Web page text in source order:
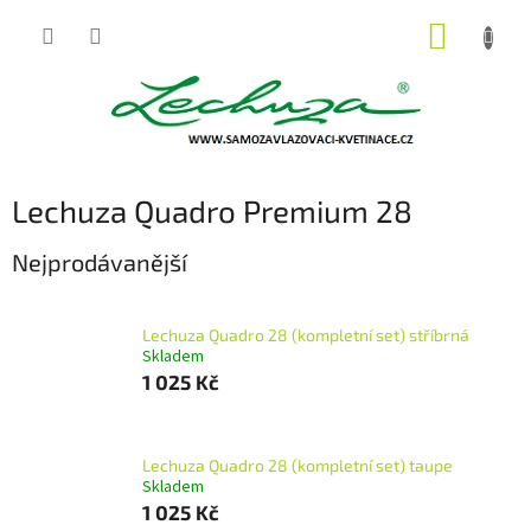
Lechuza Quadro Premium 28
Nejprodávanější
Lechuza Quadro 28 (kompletní set) stříbrná
Skladem
1 025 Kč
Lechuza Quadro 28 (kompletní set) taupe
Skladem
1 025 Kč